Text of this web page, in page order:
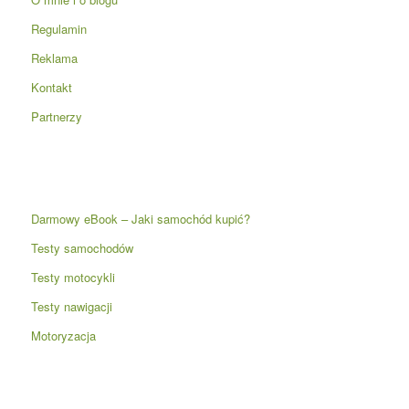
Regulamin
Reklama
Kontakt
Partnerzy
Darmowy eBook – Jaki samochód kupić?
Testy samochodów
Testy motocykli
Testy nawigacji
Motoryzacja